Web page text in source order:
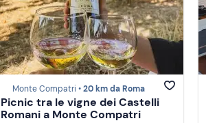
Monte Compatri •20 km da Roma
Picnic tra le vigne dei Castelli
Romani a Monte Compatri